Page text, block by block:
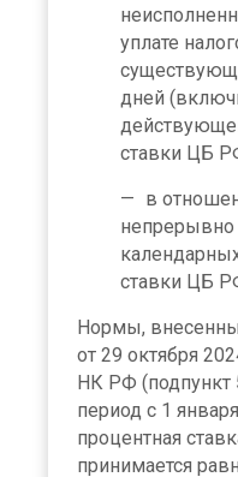
уплате
дней
ставки ЦБ
в
ставки ЦБ
Нормы,
от 29 октября
НК РФ (подпункт
период с 1
процентная
принимается